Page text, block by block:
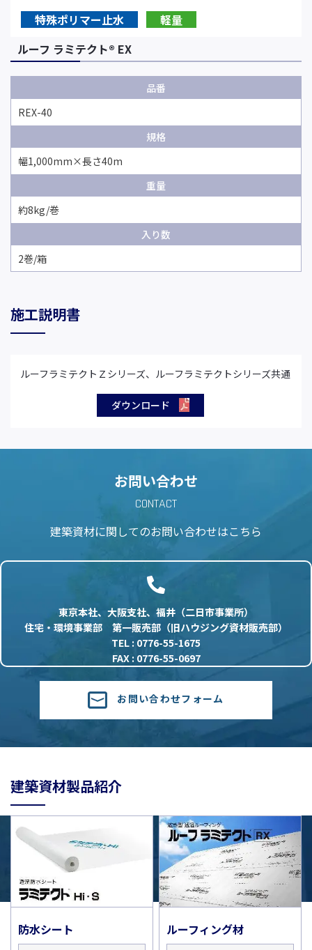
特殊ポリマー止水
軽量
ルーフ ラミテクト®︎ EX
品番
REX-40
規格
幅1,000mm×長さ40m
重量
約8kg/巻
入り数
2巻/箱
施工説明書
ルーフラミテクトＺシリーズ、ルーフラミテクトシリーズ共通
ダウンロード
お問い合わせ
CONTACT
建築資材に関してのお問い合わせはこちら
東京本社、大阪支社、福井（二日市事業所）
住宅・環境事業部 第一販売部（旧ハウジング資材販売部）
TEL : 0776-55-1675
FAX : 0776-55-0697
お問い合わせフォーム
建築資材製品紹介
防水シート ルーフィング材